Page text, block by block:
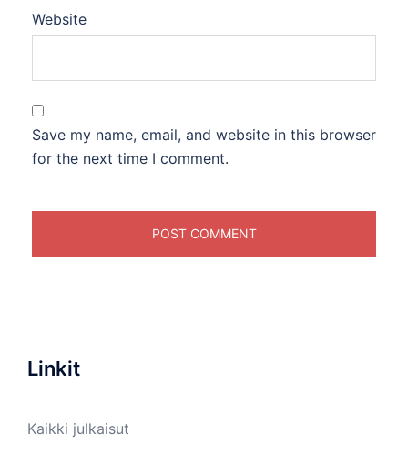
Website
Save my name, email, and website in this browser
for the next time I comment.
Linkit
Kaikki julkaisut